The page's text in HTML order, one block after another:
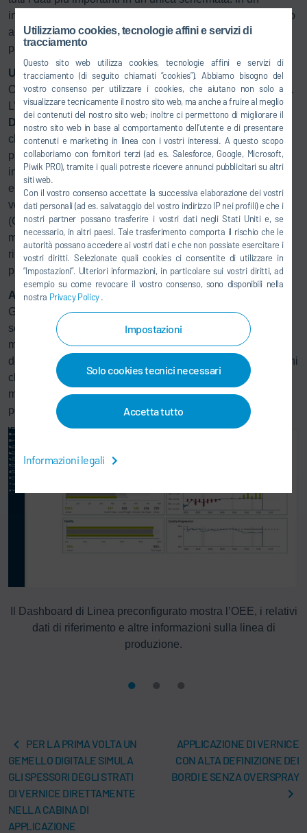
Utilizziamo cookies, tecnologie affini e servizi di
tracciamento
Questo sito web utilizza cookies, tecnologie affini e servizi di
tracciamento (di seguito chiamati “cookies”). Abbiamo bisogno del
vostro consenso per utilizzare i cookies, che aiutano non solo a
visualizzare tecnicamente il nostro sito web, ma anche a fruire al meglio
dei contenuti del nostro sito web; inoltre ci permettono di migliorare il
nostro sito web in base al comportamento dell’utente e di presentare
contenuti e marketing in linea con i vostri interessi. A questo scopo
collaboriamo con fornitori terzi (ad es. Salesforce, Google, Microsoft,
Piwik PRO), tramite i quali potreste ricevere annunci pubblicitari su altri
siti web.
Con il vostro consenso accettate la successiva elaborazione dei vostri
dati personali (ad es. salvataggio del vostro indirizzo IP nei profili) e che i
nostri partner possano trasferire i vostri dati negli Stati Uniti e, se
necessario, in altri paesi. Tale trasferimento comporta il rischio che le
autorità possano accedere ai vostri dati e che non possiate esercitare i
vostri diritti. Selezionate quali cookies ci consentite di utilizzare in
“Impostazioni”. Ulteriori informazioni, in particolare sui vostri diritti, ad
esempio su come revocare il vostro consenso, sono disponibili nella
nostra Privacy Policy.
Impostazioni
Solo cookies tecnici necessari
Accetta tutto
Informazioni legali
impianto di produzione di automobili, i dashboard mostrano
ai manager i dati più importanti per mantenere la
produzione sulla strada giusta.
Una base solida per decisioni fondate sui dati
Ogni processo decisionale richiede dati diversi come base.
L’utente può navigare sistematicamente su
DXQ
business.intelligence per avere la giusta panoramica,
che sia dell’intero stabilimento, di determinate aree di
produzione come la verniciatura per elettrodeposizione o
incentrata su singole linee, come il forno di
elettrodeposizione. Per quanto riguarda la produzione,
vengono mostrati l’efficienza complessiva dell’impianto
(OEE) e i dati sulla qualità e sulle quantità. Inoltre, viene
mostrata anche la progressione temporale dei dati di
riferimento sopracitati per le singole linee nell’area di
produzione.
Adattabile alle necessità individuali
Gli utenti possono anche creare rapporti e organizzarli a
seconda delle loro priorità e degli standard dell’azienda, in
modo da avere una base solida per poter prendere
decisioni fondate sulla produzione individuale. Le situazioni
che richiedono particolare attenzione possono essere
monitorate e tracciate facilmente tramite rapporti
personalizzati.
Il Dashboard di Linea preconfigurato mostra l’OEE, i relativi
dati di riferimento e altre informazioni sulla linea di
produzione.
PER LA PRIMA VOLTA UN
GEMELLO DIGITALE SIMULA
GLI SPESSORI DEGLI STRATI
DI VERNICE DIRETTAMENTE
NELLA CABINA DI
APPLICAZIONE
APPLICAZIONE DI VERNICE
CON ALTA DEFINIZIONE DEI
BORDI E SENZA OVERSPRAY